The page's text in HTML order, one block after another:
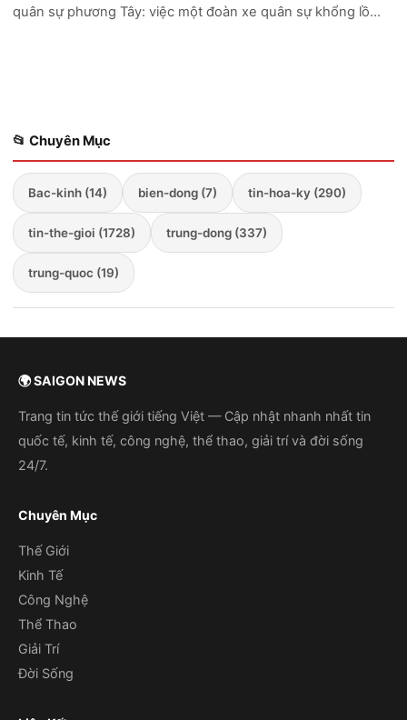
quân sự phương Tây: việc một đoàn xe quân sự khổng lồ
📂 Chuyên Mục
Bac-kinh (14) bien-dong (7) tin-hoa-ky (290)
tin-the-gioi (1728) trung-dong (337)
trung-quoc (19)
🌍 SAIGON NEWS
Trang tin tức thế giới tiếng Việt — Cập nhật nhanh nhất tin
quốc tế, kinh tế, công nghệ, thể thao, giải trí và đời sống
24/7.
Chuyên Mục
Thế Giới
Kinh Tế
Công Nghệ
Thể Thao
Giải Trí
Đời Sống